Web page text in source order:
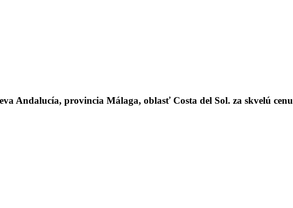
Andalucía, provincia Málaga, oblasť Costa del Sol. za skvelú cenu